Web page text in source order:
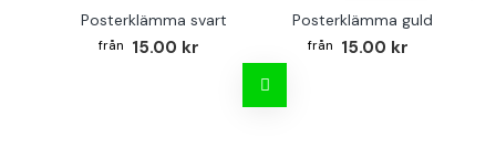
Posterklämma svart
15.00 kr
Posterklämma guld
15.00 kr